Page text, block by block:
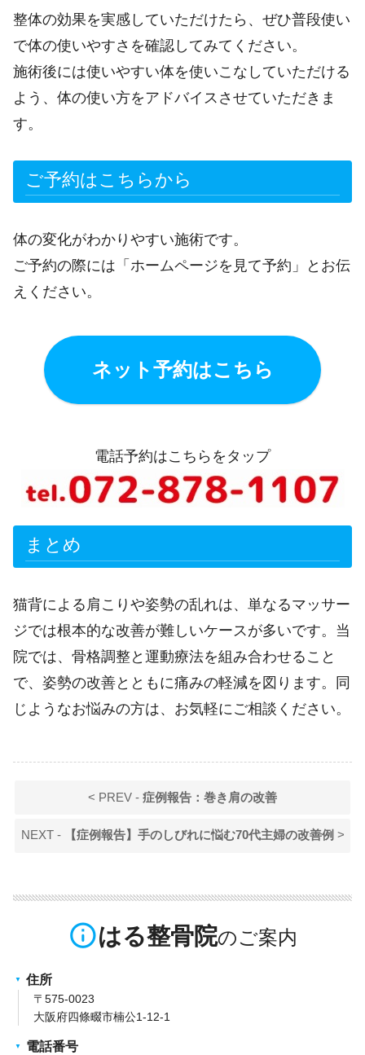
整体の効果を実感していただけたら、ぜひ普段使い
で体の使いやすさを確認してみてください。
施術後には使いやすい体を使いこなしていただける
よう、体の使い方をアドバイスさせていただきま
す。
ご予約はこちらから
体の変化がわかりやすい施術です。
ご予約の際には「ホームページを見て予約」とお伝
えください。
ネット予約はこちら
電話予約はこちらをタップ
まとめ
猫背による肩こりや姿勢の乱れは、単なるマッサー
ジでは根本的な改善が難しいケースが多いです。当
院では、骨格調整と運動療法を組み合わせること
で、姿勢の改善とともに痛みの軽減を図ります。同
じようなお悩みの方は、お気軽にご相談ください。
< PREV - 症例報告：巻き肩の改善
NEXT - 【症例報告】手のしびれに悩む70代主婦の改善例 >
info_outlineはる整骨院
住所
〒575-0023
大阪府四條畷市楠公1-12-1
電話番号